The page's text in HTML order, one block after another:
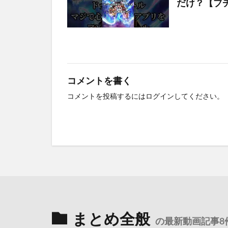
だけ？【ブ
コメントを書く
コメントを投稿するにはログイン してください。
まとめ全般 の最新動画記事8